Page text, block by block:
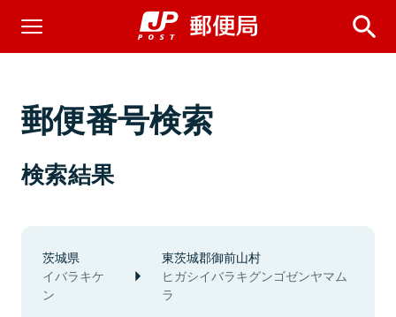
郵便番号検索
検索結果
茨城県
イバラキケ
ン
東茨城郡御前山村
ヒガシイバラキグンゴゼンヤマム
ラ